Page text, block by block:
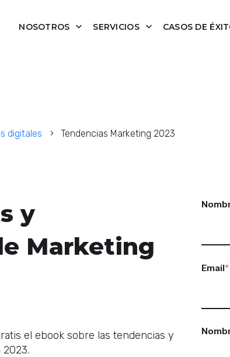
NOSOTROS SERVICIOS CASOS DE
digitales Tendencias Marketing 2023
y
Marketing
el ebook sobre las tendencias y
Email*